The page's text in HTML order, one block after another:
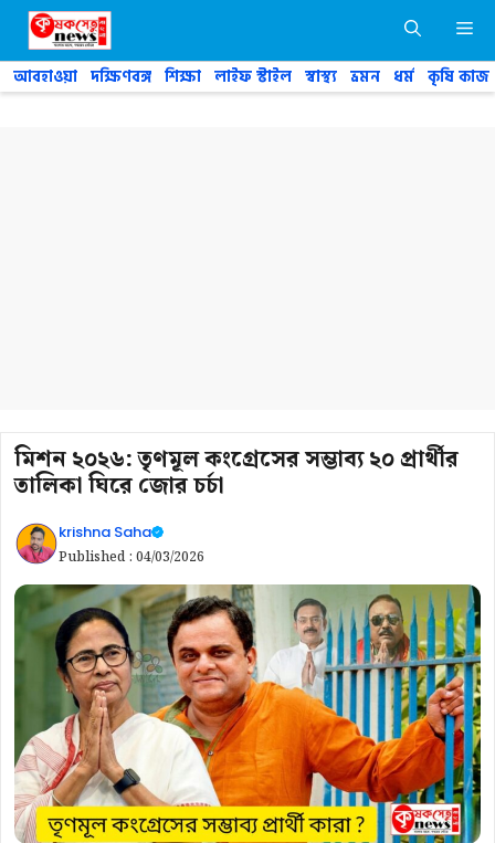
Skip
content
আবহাওয়া দক্ষিণবঙ্গ শিক্ষা লাইফ স্টাইল স্বাস্থ্য ভ্রমন ধর্ম কৃষি কাজ
মিশন ২০২৬: তৃণমূল কংগ্রেসের সম্ভাব্য ২০ প্রার্থীর
তালিকা ঘিরে জোর চর্চা
krishna Saha
Published : 04/03/2026